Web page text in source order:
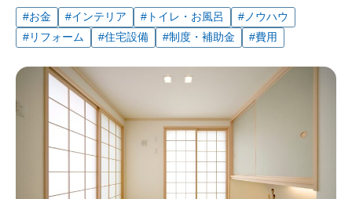
#お金 #インテリア #トイレ・お風呂
#ノウハウ
#リフォーム
#住宅設備 #制度・補助金 #費用